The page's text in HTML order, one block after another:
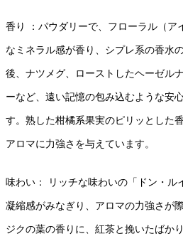
香り ：パウダリーで、フローラル（ア
なミネラル感が香り、シプレ系の香水
後、ナツメグ、ローストしたヘーゼル
ーなど、遠い記憶の包み込むような安
す。熟した柑橘系果実のピリッとした
アロマに力強さを与えています。
味わい： リッチな味わいの「ドン・ル
凝縮感がみなぎり、アロマの力強さが
ジクの葉の香りに、紅茶と挽いたばか